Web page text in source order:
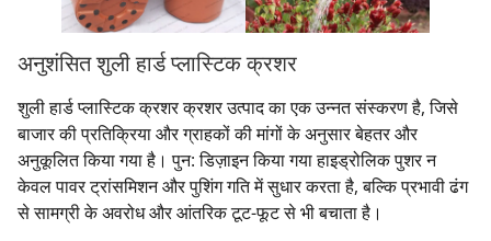
अनुशंसित शुली हार्ड प्लास्टिक क्रशर
शुली हार्ड प्लास्टिक क्रशर क्रशर उत्पाद का एक उन्नत संस्करण है, जिसे
बाजार की प्रतिक्रिया और ग्राहकों की मांगों के अनुसार बेहतर और
अनुकूलित किया गया है। पुन: डिज़ाइन किया गया हाइड्रोलिक पुशर न
केवल पावर ट्रांसमिशन और पुशिंग गति में सुधार करता है, बल्कि प्रभावी ढंग
से सामग्री के अवरोध और आंतरिक टूट-फूट से भी बचाता है।